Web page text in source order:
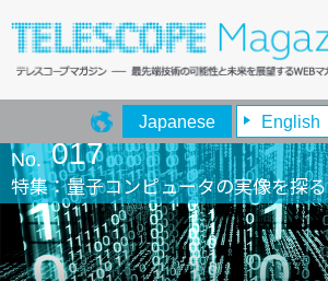
Japanese English
No. 017
特集：量子コンピュータの実像を探る